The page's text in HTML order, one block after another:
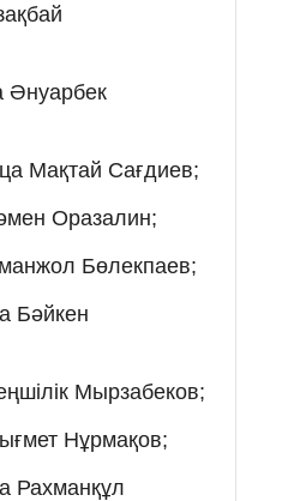
Әнуарбек
Мақтай Сағдиев;
Оразалин;
Бөлекпаев;
Бәйкен
Мырзабеков;
Нұрмақов;
Рахманқұл